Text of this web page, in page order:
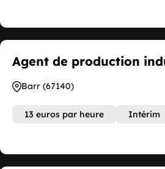
Agent de production
Barr (67140)
13 euros par heure Intérim